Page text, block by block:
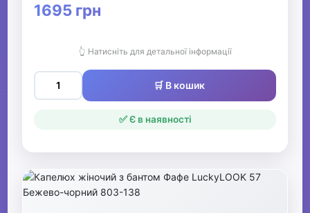
1695 грн
👆 Натисніть для детальної інформації
🛒 В кошик
✅ Є в наявності